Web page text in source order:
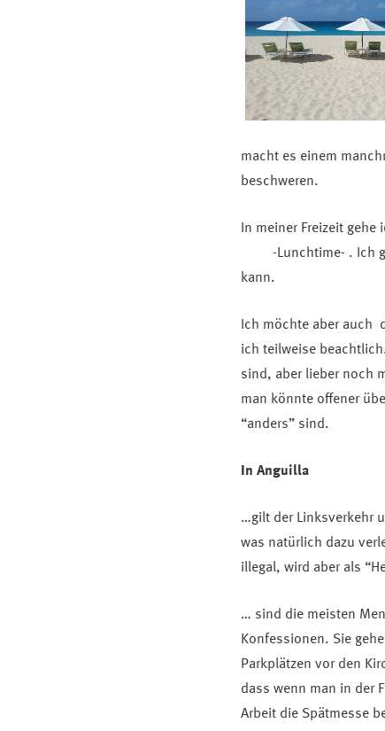
macht es einem
beschweren.
In meiner Freizeit
-Lunchtime- . Ich
kann.
Ich möchte aber auch
ich teilweise
sind, aber lieber noch
man könnte offener
“anders” sind.
In Anguilla
…gilt der Linksverkehr
was natürlich dazu
illegal, wird aber als
… sind die meisten
Konfessionen. Sie
Parkplätzen vor den
dass wenn man in der
Arbeit die Spätmesse